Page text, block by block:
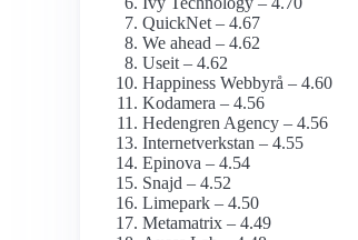
QuickNet – 4.67
We ahead – 4.62
Useit – 4.62
Happiness Webbyrå – 4.60
Kodamera – 4.56
Hedengren Agency – 4.56
Internetverkstan – 4.55
Epinova – 4.54
Snajd – 4.52
Limepark – 4.50
Metamatrix – 4.49